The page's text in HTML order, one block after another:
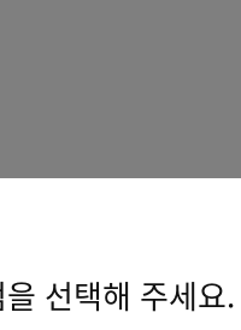
선택해 주세요.